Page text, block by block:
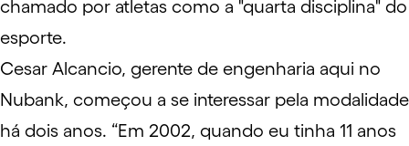
chamado por atletas como a "quarta disciplina" do
esporte.
Cesar Alcancio, gerente de engenharia aqui no
Nubank, começou a se interessar pela modalidade
há dois anos. “Em 2002, quando eu tinha 11 anos